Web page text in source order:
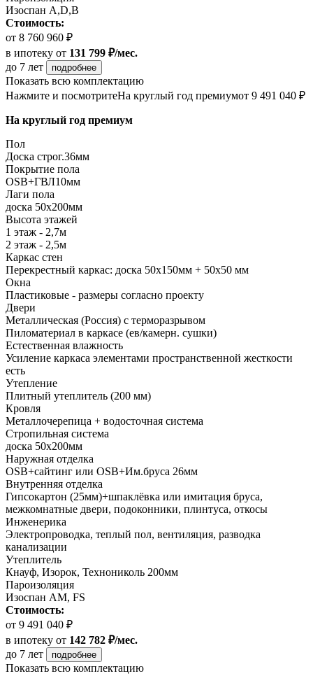
Изоспан A,D,B
Стоимость:
от 8 760 960 ₽
в ипотеку от 131 799 ₽/мес.
до 7 лет
подробнее
Показать всю комплектацию
Нажмите и посмотритеНа круглый год премиумот 9 491 040 ₽
На круглый год премиум
Пол
Доска строг.36мм
Покрытие пола
ОSB+ГВЛ10мм
Лаги пола
доска 50х200мм
Высота этажей
1 этаж - 2,7м
2 этаж - 2,5м
Каркас стен
Перекрестный каркас: доска 50х150мм + 50х50 мм
Окна
Пластиковые - размеры согласно проекту
Двери
Металлическая (Россия) с терморазрывом
Пиломатериал в каркасе (ев/камерн. сушки)
Естественная влажность
Усиление каркаса элементами пространственной жесткости
есть
Утепление
Плитный утеплитель (200 мм)
Кровля
Металлочерепица + водосточная система
Стропильная система
доска 50х200мм
Наружная отделка
OSB+сайтинг или OSB+Им.бруса 26мм
Внутренняя отделка
Гипсокартон (25мм)+шпаклёвка или имитация бруса,
межкомнатные двери, подоконники, плинтуса, откосы
Инженерика
Электропроводка, теплый пол, вентиляция, разводка
канализации
Утеплитель
Кнауф, Изорок, Технониколь 200мм
Пароизоляция
Изоспан AM, FS
Стоимость:
от 9 491 040 ₽
в ипотеку от 142 782 ₽/мес.
до 7 лет
подробнее
Показать всю комплектацию